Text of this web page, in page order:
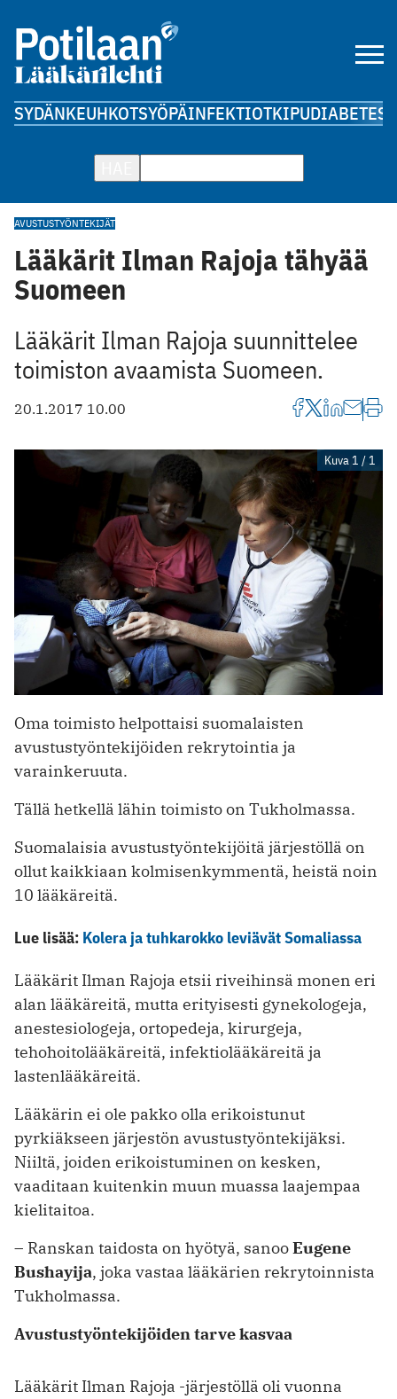
SYDÄNKEUHKOTSYÖPÄINFEKTIOTKIPUDIABETES
AVUSTUSTYÖNTEKIJÄT
Lääkärit Ilman Rajoja tähyää
Suomeen
Lääkärit Ilman Rajoja suunnittelee
toimiston avaamista Suomeen.
20.1.2017 10.00
Kuva 1 / 1
Oma toimisto helpottaisi suomalaisten
avustustyöntekijöiden rekrytointia ja
varainkeruuta.
Tällä hetkellä lähin toimisto on Tukholmassa.
Suomalaisia avustustyöntekijöitä järjestöllä on
ollut kaikkiaan kolmisenkymmentä, heistä noin
10 lääkäreitä.
Lue lisää: Kolera ja tuhkarokko leviävät Somaliassa
Lääkärit Ilman Rajoja etsii riveihinsä monen eri
alan lääkäreitä, mutta erityisesti gynekologeja,
anestesiologeja, ortopedeja, kirurgeja,
tehohoitolääkäreitä, infektiolääkäreitä ja
lastenlääkäreitä.
Lääkärin ei ole pakko olla erikoistunut
pyrkiäkseen järjestön avustustyöntekijäksi.
Niiltä, joiden erikoistuminen on kesken,
vaaditaan kuitenkin muun muassa laajempaa
kielitaitoa.
– Ranskan taidosta on hyötyä, sanooEugene
Bushayija, joka vastaa lääkärien rekrytoinnista
Tukholmassa.
Avustustyöntekijöiden tarve kasvaa
Lääkärit Ilman Rajoja -järjestöllä oli vuonna